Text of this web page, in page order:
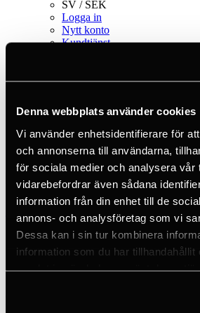
Denna webbplats använder cookies
Vi använder enhetsidentifierare för
och annonserna till användarna,
för sociala medier och analysera vår
vidarebefordrar även sådana
information från din enhet till de
annons- och analysföretag som vi
Dessa kan i sin tur kombinera
information som du har tillhandahållit
samlat in när du har använt deras
SV / SEK
Logga in
Nytt konto
Kundtjänst
Fallskyddsutrustning
Karbiner & krokar
William Triact-Lock Karbin
Petzl
William Triact-Lock
Stor päronformad automatlåsande karbin
användningsområden. Formen, storleken
dubbelrep samt vid stamplatser för flera